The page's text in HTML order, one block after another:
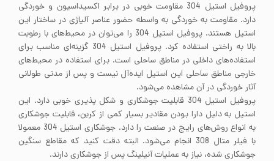
پروفیل استیل 304 مقاومت خوبی در برابر اکسیداسیون و خوردگی
دارد. مقاومت به خوردگی به واسطه حضور عناصر آلیاژی در ساختار این
استیل هستند. پروفیل استیل 304 را می‌توان در محیط‌های با رطوبت
بالا به راختی استفاده کرد. پروفیل استیل 304 گزینه‌ای مناسب برای
استفاده‌های داخلی در مناطق ساحلی است. برای استفاده در محیط‌های
خارجی مناطق ساحلی این استیل ایده‌آل نیست و پس از مدتی طولانی
آثار خوردگی در آن مشاهده می‌شود.
پروفیل استیل 304 قابلیت جوشکاری و شکل پذیری خوبی دارد. این
استیل به دلیل دارا بودن مقادیر بسیار کمی از کربن، قابلیت جوشکاری
به انواع روش‌های رایج در صنعت را دارد. جوشکاری استیل 304 معمولا
با فیلر متال 308 انجام می‌شود. البته دقت کنید که مقاطع سنگین
جوشکاری شده، نیاز به عملیات آنیلینگ پس از جوشکاری دارند.